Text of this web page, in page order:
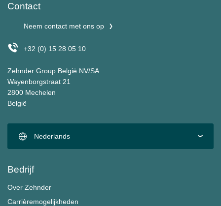
Contact
Neem contact met ons op
+32 (0) 15 28 05 10
Zehnder Group België NV/SA
Wayenborgstraat 21
2800 Mechelen
België
Nederlands
Bedrijf
Over Zehnder
Carrièremogelijkheden